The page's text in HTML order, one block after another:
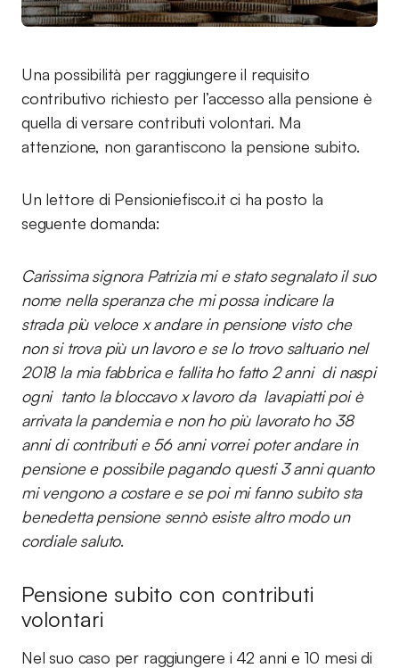
Una possibilità per raggiungere il requisito
contributivo richiesto per l’accesso alla pensione è
quella di versare contributi volontari. Ma
attenzione, non garantiscono la pensione subito.
Un lettore di Pensioniefisco.it ci ha posto la
seguente domanda:
Carissima signora Patrizia mi e stato segnalato il suo
nome nella speranza che mi possa indicare la
strada più veloce x andare in pensione visto che
non si trova più un lavoro e se lo trovo saltuario nel
2018 la mia fabbrica e fallita ho fatto 2 anni di naspi
ogni tanto la bloccavo x lavoro da lavapiatti poi è
arrivata la pandemia e non ho più lavorato ho 38
anni di contributi e 56 anni vorrei poter andare in
pensione e possibile pagando questi 3 anni quanto
mi vengono a costare e se poi mi fanno subito sta
benedetta pensione sennò esiste altro modo un
cordiale saluto.
Pensione subito con contributi
volontari
Nel suo caso per raggiungere i 42 anni e 10 mesi di